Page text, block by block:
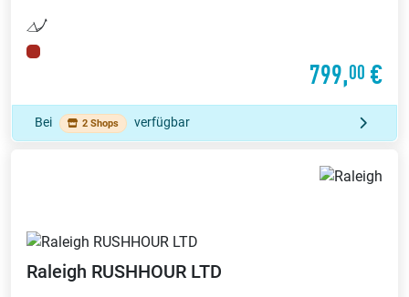
799,00 €
Bei 2 Shops verfügbar
Raleigh RUSHHOUR LTD